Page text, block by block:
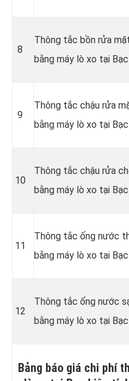
8
Thông tắc bồn rửa
bằng máy lò xo tại
9
Thông tắc chậu rửa
bằng máy lò xo tại
10
Thông tắc chậu rửa
bằng máy lò xo tại
11
Thông tắc ống nước
bằng máy lò xo tại
12
Thông tắc ống nước
bằng máy lò xo tại
Bảng báo giá chi phí